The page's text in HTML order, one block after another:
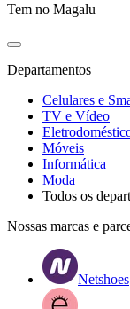
Tem no Magalu
Departamentos
Celulares e
TV e Vídeo
Móveis
Informática
Moda
Todos os
Nossas marcas e
Netshoes